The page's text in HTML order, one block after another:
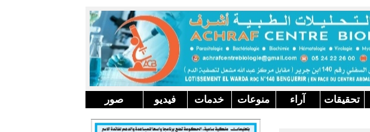
تحقيقات آراء منوعات خدمات فيديو صور